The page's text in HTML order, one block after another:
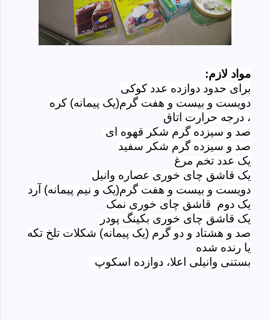
مواد لازم:
برای حدود دوازده عدد کوکی
دویست و بیست و هفت گرم(یک پیمانه) کره
، درجه حرارت اتاق
صد و سیزده گرم شکر قهوه ای
صد و سیزده گرم شکر سفید
یک عدد تخم مرغ
یک قاشق چای خوری عصاره وانیل
دویست و بیست و هفت گرم(یک و نیم پیمانه) آرد
یک دوم قاشق چای خوری نمک
یک قاشق چای خوری بکینگ پودر
صد و هشتاد و دو گرم (یک پیمانه) شکلات تلخ تکه
یا رنده شده
بستنی وانیلی اعلا، دوازده اسکوپ